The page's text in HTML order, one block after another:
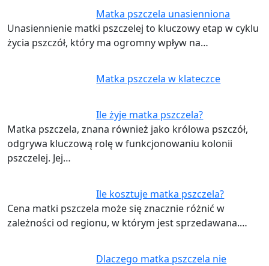
Matka pszczela unasienniona
Unasiennienie matki pszczelej to kluczowy etap w cyklu
życia pszczół, który ma ogromny wpływ na…
Matka pszczela w klateczce
Ile żyje matka pszczela?
Matka pszczela, znana również jako królowa pszczół,
odgrywa kluczową rolę w funkcjonowaniu kolonii
pszczelej. Jej…
Ile kosztuje matka pszczela?
Cena matki pszczela może się znacznie różnić w
zależności od regionu, w którym jest sprzedawana.…
Dlaczego matka pszczela nie